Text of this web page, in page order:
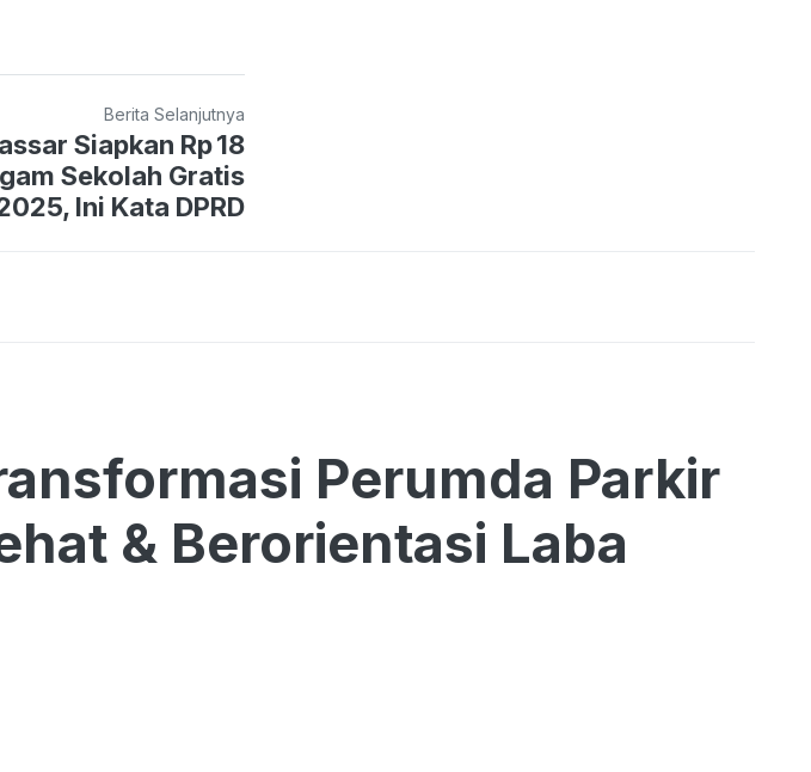
Berita Selanjutnya
Siapkan Rp 18
Sekolah Gratis
Ini Kata DPRD
Perumda Parkir
& Berorientasi Laba